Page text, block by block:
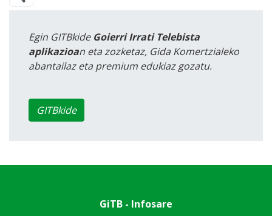
Egin GITBkide Goierri Irrati Telebista
aplikazioan eta zozketaz, Gida Komertzialeko
abantailaz eta premium edukiaz gozatu.
GITBkide
GiTB - Infosare